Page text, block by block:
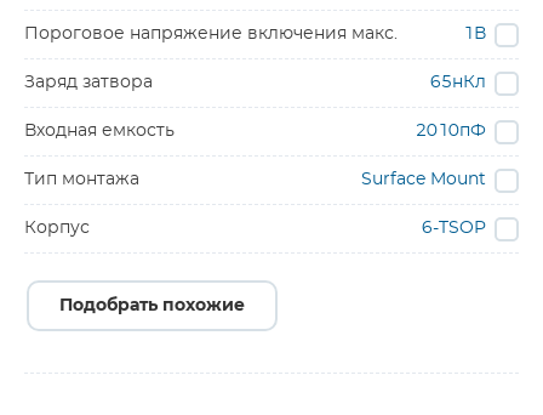
Пороговое напряжение включения макс. 1В
Заряд затвора 65нКл
Входная емкость 2010пФ
Тип монтажа Surface Mount
Корпус 6-TSOP
Подобрать похожие